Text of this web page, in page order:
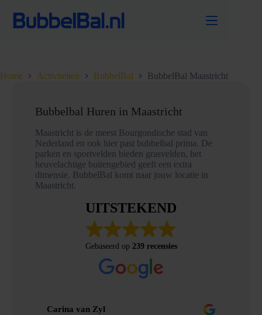
naar
Home Activiteiten BubbelBal BubbelBal Maastricht
Bubbelbal Huren in Maastricht
Maastricht is de meest Bourgondische stad van
Nederland en ook hier past bubbelbal prima. De
parken en sportvelden bieden grasvelden, het
heuvelachtige buitengebied geeft een extra
dimensie. BubbelBal komt naar jouw locatie in
Maastricht.
UITSTEKEND
Gebaseerd op 239 recensies
Carina van Zyl